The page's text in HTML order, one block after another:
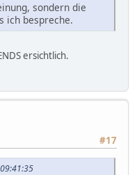
sondern die
ich bespreche.
ersichtlich.
#17